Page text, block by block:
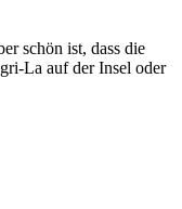
schön ist, dass die
La auf der Insel oder